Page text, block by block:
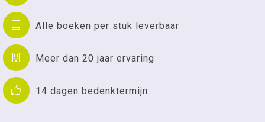
Alle boeken per stuk leverbaar
Meer dan 20 jaar ervaring
14 dagen bedenktermijn